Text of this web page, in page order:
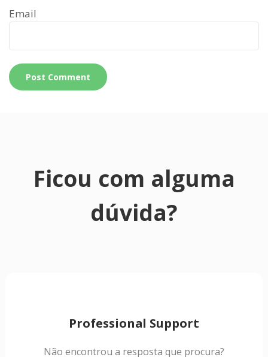
Email
Ficou com alguma
dúvida?
Professional Support
Não encontrou a resposta que procura?